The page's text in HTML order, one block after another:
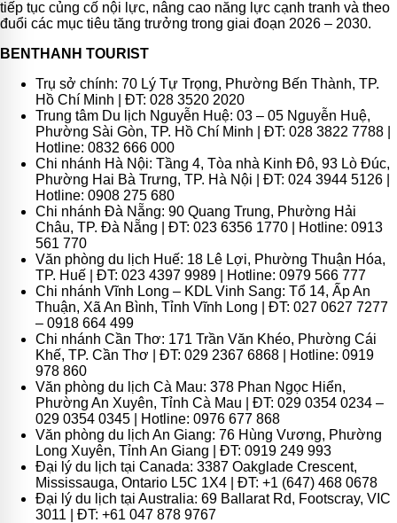
tiếp tục củng cố nội lực, nâng cao năng lực cạnh tranh và theo
đuổi các mục tiêu tăng trưởng trong giai đoạn 2026 – 2030.
BENTHANH TOURIST
Trụ sở chính: 70 Lý Tự Trọng, Phường Bến Thành, TP.
Hồ Chí Minh | ĐT: 028 3520 2020
Trung tâm Du lịch Nguyễn Huệ: 03 – 05 Nguyễn Huệ,
Phường Sài Gòn, TP. Hồ Chí Minh | ĐT: 028 3822 7788 |
Hotline: 0832 666 000
Chi nhánh Hà Nội: Tầng 4, Tòa nhà Kinh Đô, 93 Lò Đúc,
Phường Hai Bà Trưng, TP. Hà Nội | ĐT: 024 3944 5126 |
Hotline: 0908 275 680
Chi nhánh Đà Nẵng: 90 Quang Trung, Phường Hải
Châu, TP. Đà Nẵng | ĐT: 023 6356 1770 | Hotline: 0913
561 770
Văn phòng du lịch Huế: 18 Lê Lợi, Phường Thuận Hóa,
TP. Huế | ĐT: 023 4397 9989 | Hotline: 0979 566 777
Chi nhánh Vĩnh Long – KDL Vinh Sang: Tổ 14, Ấp An
Thuận, Xã An Bình, Tỉnh Vĩnh Long | ĐT: 027 0627 7277
– 0918 664 499
Chi nhánh Cần Thơ: 171 Trần Văn Khéo, Phường Cái
Khế, TP. Cần Thơ | ĐT: 029 2367 6868 | Hotline: 0919
978 860
Văn phòng du lịch Cà Mau: 378 Phan Ngọc Hiển,
Phường An Xuyên, Tỉnh Cà Mau | ĐT: 029 0354 0234 –
029 0354 0345 | Hotline: 0976 677 868
Văn phòng du lịch An Giang: 76 Hùng Vương, Phường
Long Xuyên, Tỉnh An Giang | ĐT: 0919 249 993
Đại lý du lịch tại Canada: 3387 Oakglade Crescent,
Mississauga, Ontario L5C 1X4 | ĐT: +1 (647) 468 0678
Đại lý du lịch tại Australia: 69 Ballarat Rd, Footscray, VIC
3011 | ĐT: +61 047 878 9767